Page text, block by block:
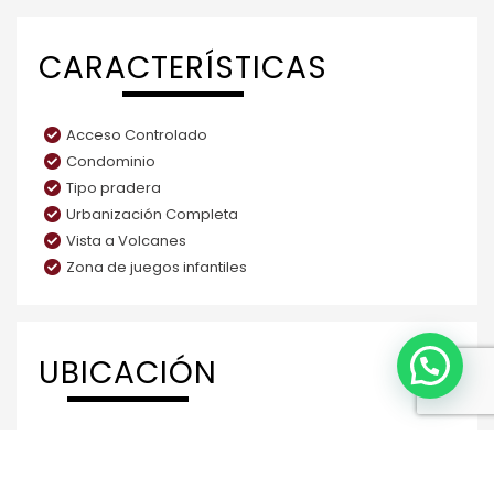
CARACTERÍSTICAS
Acceso Controlado
Condominio
Tipo pradera
Urbanización Completa
Vista a Volcanes
Zona de juegos infantiles
UBICACIÓN¿Necesitas ayuda?